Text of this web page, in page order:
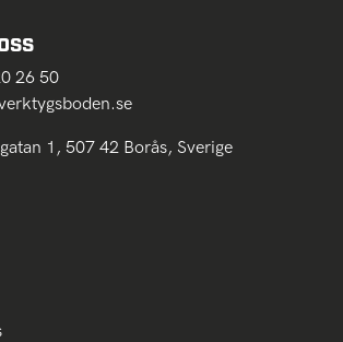
26 50
1, 507 42 Borås, Sverige